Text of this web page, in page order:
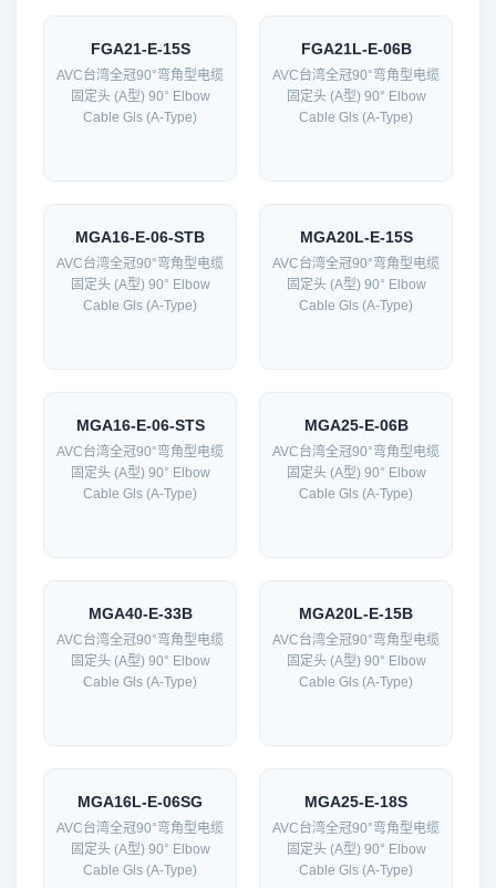
FGA21-E-15S
AVC台湾全冠90°弯角型电缆
固定头 (A型) 90° Elbow
Cable Gls (A-Type)
FGA21L-E-06B
AVC台湾全冠90°弯角型电缆
固定头 (A型) 90° Elbow
Cable Gls (A-Type)
MGA16-E-06-STB
AVC台湾全冠90°弯角型电缆
固定头 (A型) 90° Elbow
Cable Gls (A-Type)
MGA20L-E-15S
AVC台湾全冠90°弯角型电缆
固定头 (A型) 90° Elbow
Cable Gls (A-Type)
MGA16-E-06-STS
AVC台湾全冠90°弯角型电缆
固定头 (A型) 90° Elbow
Cable Gls (A-Type)
MGA25-E-06B
AVC台湾全冠90°弯角型电缆
固定头 (A型) 90° Elbow
Cable Gls (A-Type)
MGA40-E-33B
AVC台湾全冠90°弯角型电缆
固定头 (A型) 90° Elbow
Cable Gls (A-Type)
MGA20L-E-15B
AVC台湾全冠90°弯角型电缆
固定头 (A型) 90° Elbow
Cable Gls (A-Type)
MGA16L-E-06SG
AVC台湾全冠90°弯角型电缆
固定头 (A型) 90° Elbow
Cable Gls (A-Type)
MGA25-E-18S
AVC台湾全冠90°弯角型电缆
固定头 (A型) 90° Elbow
Cable Gls (A-Type)